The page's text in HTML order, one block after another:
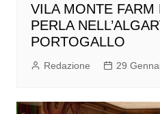
VILA MONTE FARM
PERLA
PORTOGALLO
Redazione 29